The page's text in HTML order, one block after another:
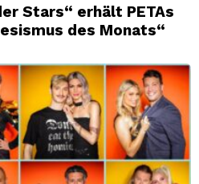
Stars“ erhält PETAs
des Monats“